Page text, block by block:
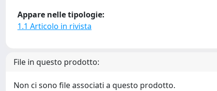
Appare nelle tipologie:
1.1 Articolo in rivista
File in questo prodotto:
Non ci sono file associati a questo prodotto.